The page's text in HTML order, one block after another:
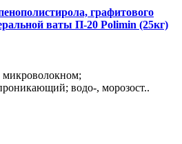
графитового
ваты П-20 Polimin (25кг)
водо-, морозост..